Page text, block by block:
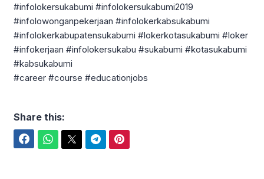
#infolokersukabumi #infolokersukabumi2019
#infolowonganpekerjaan #infolokerkabsukabumi
#infolokerkabupatensukabumi #lokerkotasukabumi #loker
#infokerjaan #infolokersukabu #sukabumi #kotasukabumi
#kabsukabumi
#career #course #educationjobs
Share this: